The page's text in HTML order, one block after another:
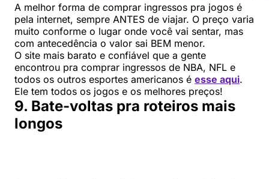
A melhor forma de comprar ingressos pra jogos é
pela internet, sempre ANTES de viajar. O preço varia
muito conforme o lugar onde você vai sentar, mas
com antecedência o valor sai BEM menor.
O site mais barato e confiável que a gente
encontrou pra comprar ingressos de NBA, NFL e
todos os outros esportes americanos é esse aqui.
Ele tem todos os jogos e os melhores preços!
9. Bate-voltas pra roteiros mais
longos